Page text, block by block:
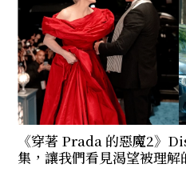
《穿著 Prada 的惡魔2》
集，讓我們看見渴望被理解